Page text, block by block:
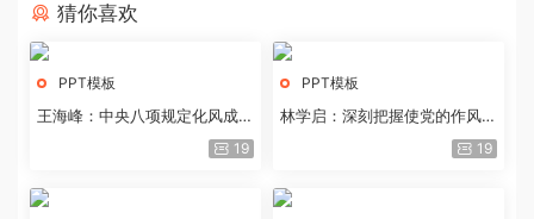
猜你喜欢
PPT模板
王海峰：中央八项规定化风成俗
19
PPT模板
林学启：深刻把握使党的作风全
19